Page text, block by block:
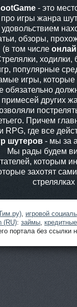
- это
про игры жанра
удовольствием
обзоры,
(в том числе
ходилки,
популярные
игры, которые
обязательно
примесей других
Причем
RPG, где все
шутеров- мы за
Мы рады будем
которым
захотят
игровой
(RU): займы
портала без ссылки